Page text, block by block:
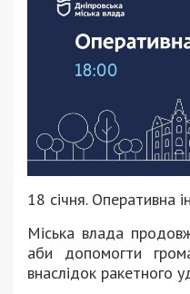
18 січня. Оперативна
Міська влада
аби допомогти
внаслідок ракетного